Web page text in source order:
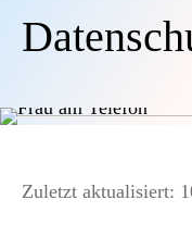
Zuletzt aktualisiert: